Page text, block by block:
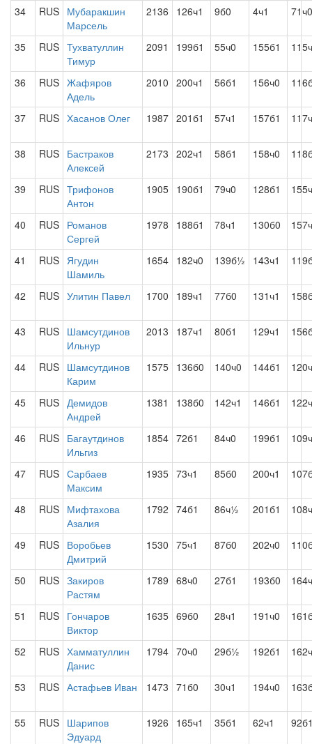
34 RUS Мубаракшин
Марсель
2136 126ч1 9б0 4ч1 71ч0
35 RUS Тухватуллин
Тимур
2091 199б1 55ч0 155б1
36 RUS Жафяров
Адель
2010 200ч1 56б1 156ч0
37 RUS Хасанов Олег 1987 201б1 57ч1 157б1
38 RUS Бастраков
Алексей
2173 202ч1 58б1 158ч0
39 RUS Трифонов
Антон
1905 190б1 79ч0 128б1
40 RUS Романов
Сергей
1978 188б1 78ч1 130б0
41 RUS Ягудин
Шамиль
1654 182ч0 139б½ 143ч1
42 RUS Улитин Павел 1700 189ч1 77б0 131ч1
43 RUS Шамсутдинов
Ильнур
2013 187ч1 80б1 129ч1
44 RUS Шамсутдинов
Карим
1575 136б0 140ч0 144б1
45 RUS Демидов
Андрей
1381 138б0 142ч1 146б1
46 RUS Багаутдинов
Ильгиз
1854 72б1 84ч0 199б1
47 RUS Сарбаев
Максим
1935 73ч1 85б0 200ч1
48 RUS Мифтахова
Азалия
1792 74б1 86ч½ 201б1
49 RUS Воробьев
Дмитрий
1530 75ч1 87б0 202ч0
50 RUS Закиров
Растям
1789 68ч0 27б1 193б0
51 RUS Гончаров
Виктор
1635 69б0 28ч1 191ч0
52 RUS Хамматуллин
Данис
1794 70ч0 29б½ 192б1
53 RUS Астафьев Иван 1473 71б0 30ч1 194ч0
55 RUS Шарипов
Эдуард
1926 165ч1 35б1 62ч1